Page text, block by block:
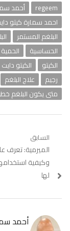
regeem أحمد
احمد سمارة كيتو
البلغم المستمر
الحساسية
الحمية
الكيتو
الكيتو دايت
رجيم
علاج البلغم
متى يكون البلغم
تصفّح
المقالات
السابق
Previous
post:
الميرمية: تعرف
وكيفية استخدامها
لها
أحمد